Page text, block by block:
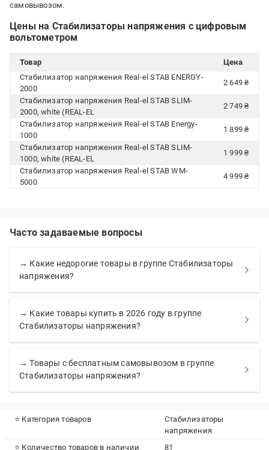
самовывозом.
Цены на Стабилизаторы напряжения с цифровым
вольтометром
Товар
Цена
Стабилизатор напряжения Real-el STAB ENERGY-
2000
2 649 ₴
Стабилизатор напряжения Real-el STAB SLIM-
2000, white (REAL-EL
2 749 ₴
Стабилизатор напряжения Real-el STAB Energy-
1000
1 899 ₴
Стабилизатор напряжения Real-el STAB SLIM-
1000, white (REAL-EL
1 999 ₴
Стабилизатор напряжения Real-el STAB WM-
5000
4 999 ₴
Часто задаваемые вопросы
→ Какие недорогие товары в группе Стабилизаторы
напряжения?
→ Какие товары купить в 2026 году в группе
Стабилизаторы напряжения?
→ Товары с бесплатным самовывозом в группе
Стабилизаторы напряжения?
⭐ Категория товаров
Стабилизаторы
напряжения
⭐ Количество товаров в наличии
81